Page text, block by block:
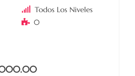
Todos Los Niveles
0